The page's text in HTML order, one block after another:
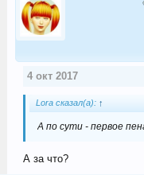
4 окт 2017
Lora сказал(а): ↑
А по сути - первое
А за что?